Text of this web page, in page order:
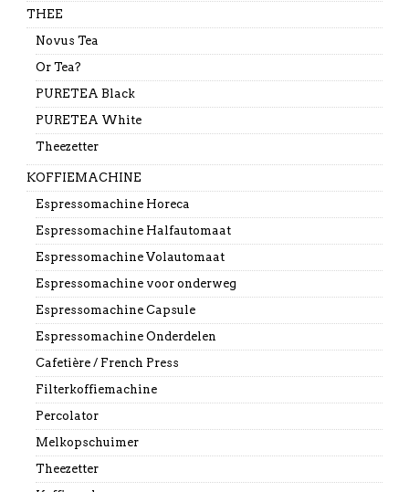
THEE
Novus Tea
Or Tea?
PURETEA Black
PURETEA White
Theezetter
KOFFIEMACHINE
Espressomachine Horeca
Espressomachine Halfautomaat
Espressomachine Volautomaat
Espressomachine voor onderweg
Espressomachine Capsule
Espressomachine Onderdelen
Cafetière / French Press
Filterkoffiemachine
Percolator
Melkopschuimer
Theezetter